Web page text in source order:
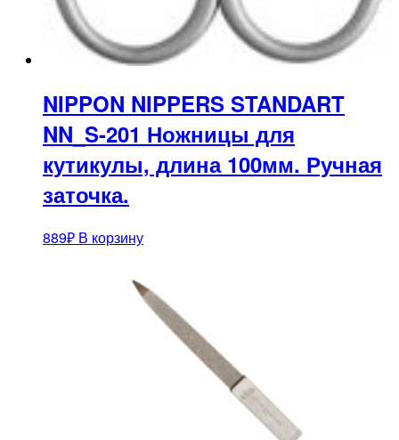
NIPPON NIPPERS STANDART
NN_S-201 Ножницы для
кутикулы, длина 100мм. Ручная
заточка.
889₽ В корзину